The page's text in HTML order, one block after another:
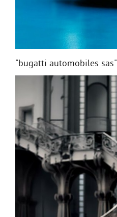
"bugatti automobiles sas"